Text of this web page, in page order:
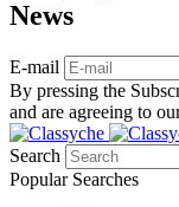
News
E-mail
By pressing the
and are agreeing to
Search
Popular Searches